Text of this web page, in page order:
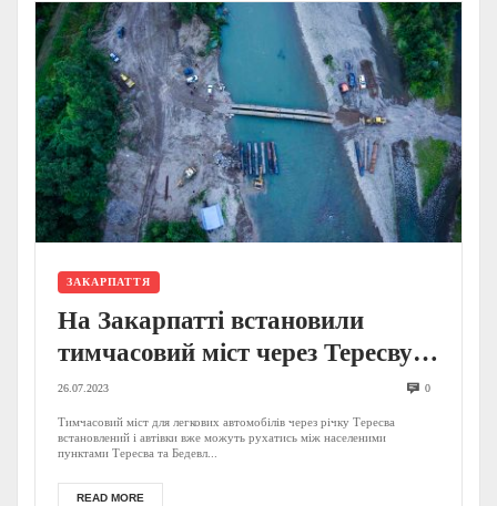
ЗАКАРПАТТЯ
На Закарпатті встановили
тимчасовий міст через Тересву, а
поруч зводять ще один(ФОТО)
26.07.2023 0
Тимчасовий міст для легкових автомобілів через річку Тересва
встановлений і автівки вже можуть рухатись між населеними
пунктами Тересва та Бедевл...
READ MORE